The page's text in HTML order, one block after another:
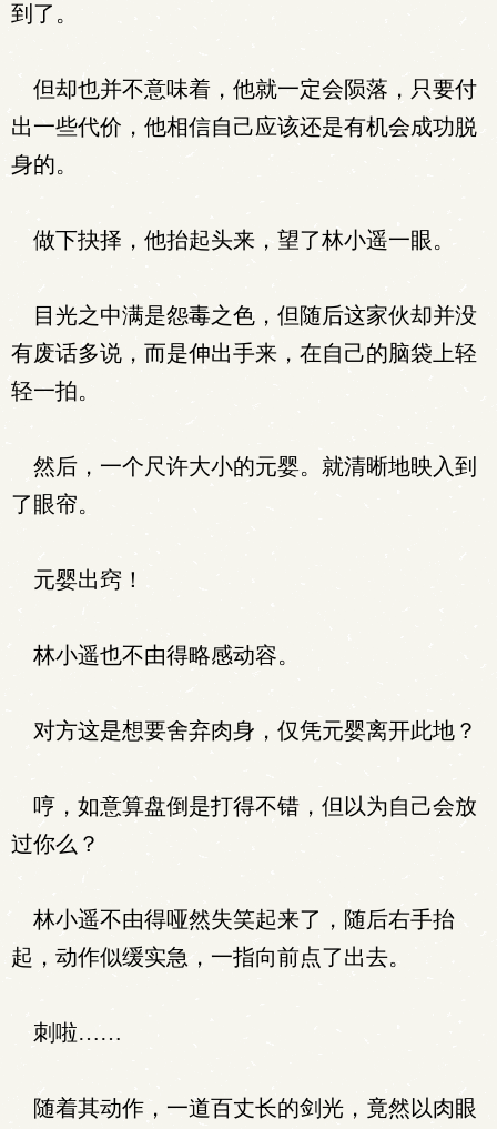
到了。
但却也并不意味着，他就一定会陨落，只要付
出一些代价，他相信自己应该还是有机会成功脱
身的。
做下抉择，他抬起头来，望了林小遥一眼。
目光之中满是怨毒之色，但随后这家伙却并没
有废话多说，而是伸出手来，在自己的脑袋上轻
轻一拍。
然后，一个尺许大小的元婴。就清晰地映入到
了眼帘。
元婴出窍！
林小遥也不由得略感动容。
对方这是想要舍弃肉身，仅凭元婴离开此地？
哼，如意算盘倒是打得不错，但以为自己会放
过你么？
林小遥不由得哑然失笑起来了，随后右手抬
起，动作似缓实急，一指向前点了出去。
刺啦……
随着其动作，一道百丈长的剑光，竟然以肉眼